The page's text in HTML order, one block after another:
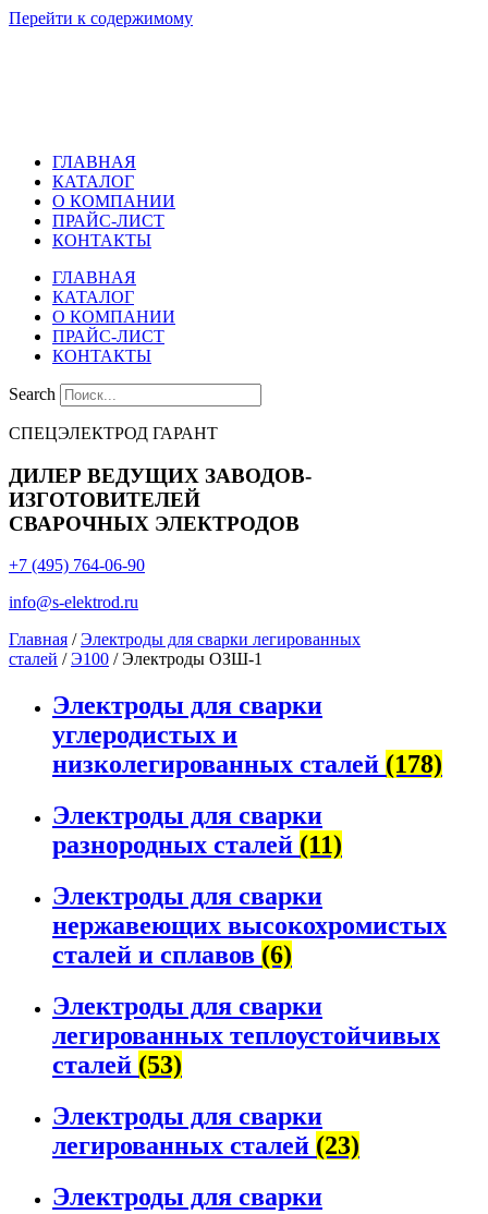
Перейти к содержимому
ГЛАВНАЯ
КАТАЛОГ
О КОМПАНИИ
ПРАЙС-ЛИСТ
КОНТАКТЫ
ГЛАВНАЯ
КАТАЛОГ
О КОМПАНИИ
ПРАЙС-ЛИСТ
КОНТАКТЫ
Search
СПЕЦЭЛЕКТРОД ГАРАНТ
ДИЛЕР ВЕДУЩИХ ЗАВОДОВ-
ИЗГОТОВИТЕЛЕЙ
СВАРОЧНЫХ ЭЛЕКТРОДОВ
+7 (495) 764-06-90
info@s-elektrod.ru
Главная /Электроды для сварки легированных
сталей /Э100 / Электроды ОЗШ-1
Электроды для сварки
углеродистых и
низколегированных сталей (178)
Электроды для сварки
разнородных сталей (11)
Электроды для сварки
нержавеющих высокохромистых
сталей и сплавов (6)
Электроды для сварки
легированных теплоустойчивых
сталей (53)
Электроды для сварки
легированных сталей (23)
Электроды для сварки